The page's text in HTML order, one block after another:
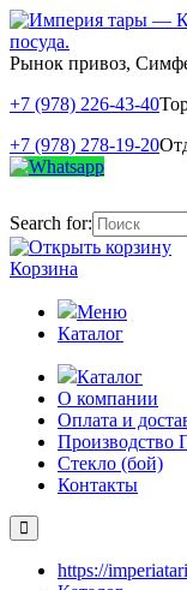
Рынок привоз,
+7 (978) 226-43-40
+7 (978) 278-19-20
Search for:
Корзина
Меню
Каталог
Каталог
О компании
Оплата и
Производство
Стекло (бой)
Контакты
https://